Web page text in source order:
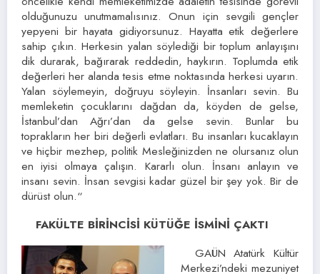
olduğunuzu unutmamalısınız. Onun için sevgili gençler
yepyeni bir hayata gidiyorsunuz. Hayatta etik değerlere
sahip çıkın. Herkesin yalan söylediği bir toplum anlayışını
dik durarak, bağırarak reddedin, haykırın. Toplumda etik
değerleri her alanda tesis etme noktasında herkesi uyarın.
Yalan söylemeyin, doğruyu söyleyin. İnsanları sevin. Bu
memleketin çocuklarını dağdan da, köyden de gelse,
İstanbul’dan Ağrı’dan da gelse sevin. Bunlar bu
toprakların her biri değerli evlatları. Bu insanları kucaklayın
ve hiçbir mezhep, politik Mesleğinizden ne olursanız olun
en iyisi olmaya çalışın. Kararlı olun. İnsanı anlayın ve
insanı sevin. İnsan sevgisi kadar güzel bir şey yok. Bir de
dürüst olun.“
FAKÜLTE BİRİNCİSİ KÜTÜĞE İSMİNİ ÇAKTI
GAÜN Atatürk Kültür
Merkezi’ndeki mezuniyet